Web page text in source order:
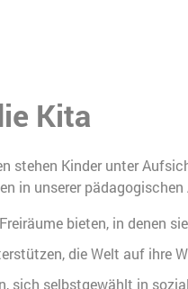
Kita
stehen Kinder unter
in unserer pädagogischen
bieten, in denen
die Welt auf ihre
sich selbstgewählt in